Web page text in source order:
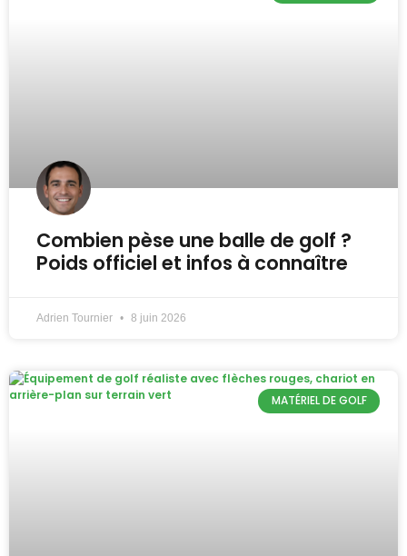
Combien pèse une balle de golf ?
Poids officiel et infos à connaître
Adrien Tournier 8 juin 2026
MATÉRIEL DE GOLF